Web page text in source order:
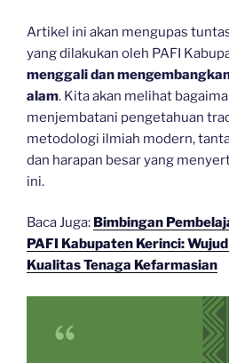
Artikel ini akan mengupas
yang dilakukan oleh PAFI
menggali dan
alam. Kita akan melihat
menjembatani pengetahuan
metodologi ilmiah modern,
dan harapan besar yang
ini.
Baca Juga: Bimbingan
PAFI Kabupaten Kerinci:
Kualitas Tenaga Kefarmasian